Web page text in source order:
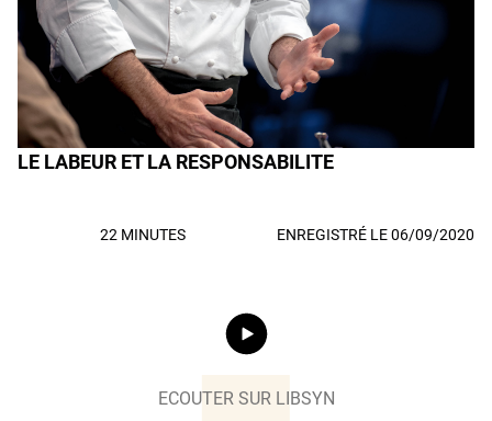
LE LABEUR ET LA RESPONSABILITE
22 MINUTES ENREGISTRÉ LE 06/09/2020
ECOUTER SUR LIBSYN